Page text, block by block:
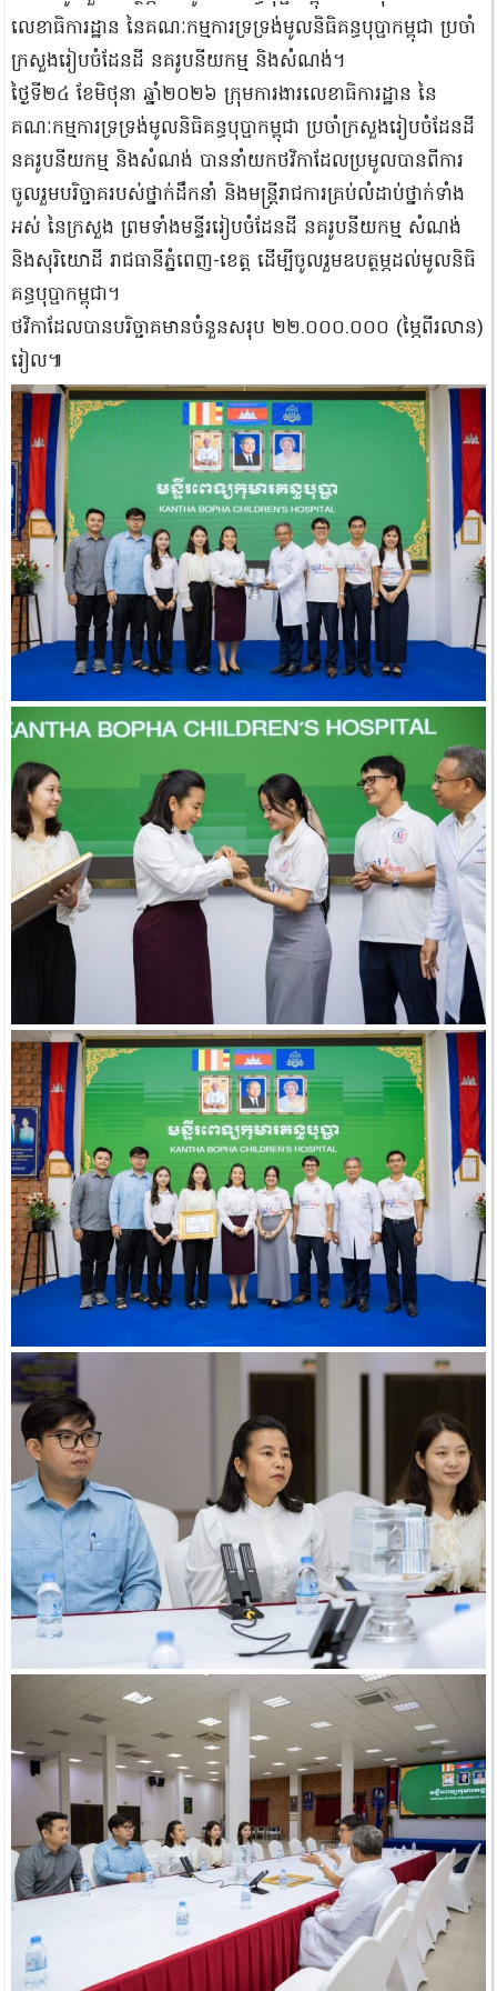
លេខាធិការដ្ឋាន នៃគណៈកម្មការទ្រទ្រង់មូលនិធិគន្ធបុប្ផាកម្ពុជា ប្រចាំ
ក្រសួងរៀបចំដែនដី នគរូបនីយកម្ម និងសំណង់។
ថ្ងៃ​ទី​២៤ ខែ​មិថុនា ឆ្នាំ​២០២៦ ក្រុមការងារលេខាធិការដ្ឋាន នៃ
គណៈកម្មការទ្រទ្រង់មូលនិធិគន្ធបុប្ផាកម្ពុជា ប្រចាំក្រសួងរៀបចំដែនដី
នគរូបនីយកម្ម និងសំណង់ បាននាំយកថវិកាដែលប្រមូលបានពីការ
ចូលរួមបរិច្ចាគរបស់ថ្នាក់ដឹកនាំ និងមន្ត្រីរាជការគ្រប់លំដាប់ថ្នាក់ទាំង
អស់ នៃក្រសួង ព្រមទាំងមន្ទីររៀបចំដែនដី នគរូបនីយកម្ម សំណង់
និងសុរិយោដី រាជធានីភ្នំពេញ-ខេត្ត ដើម្បីចូលរួមឧបត្ថម្ភដល់មូលនិធិ
គន្ធបុប្ផាកម្ពុជា។
ថវិកាដែលបានបរិច្ចាគមានចំនួនសរុប ២២.០០០.០០០ (ម្ភៃពីរលាន)
រៀល៕